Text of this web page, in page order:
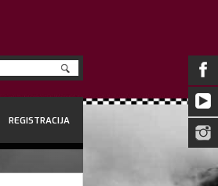
REGISTRACIJA